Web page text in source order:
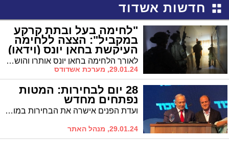
חדשות אשדוד
"לחימה בעל ובתת קרקע
במקביל": הצצה ללחימה
העיקשת בחאן יונס (וידאו)
לאורך הלחימה בחאן יונס אותרו והושמדו מאות פירים, אשר חלקם מובילים לתוואים אסטרטגים משמעותיים של חמאס. בנוסף, חוסלו מאות מחבלים בתת קרקע, בקרבות פנים אל פנים ובתקיפות מהאוויר
29.01.24, מערכת אשדודס
28 יום לבחירות: המטות
נפתחים מחדש
ועדת הפנים אישרה את הבחירות במועד שהוצע: 27.2. במטות הבחירות פותחים מחדש את המטות שנסגרו
29.01.24, מנהל האתר